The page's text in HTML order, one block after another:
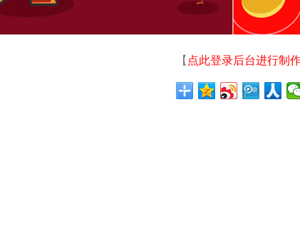
【 点此登录后台进行制